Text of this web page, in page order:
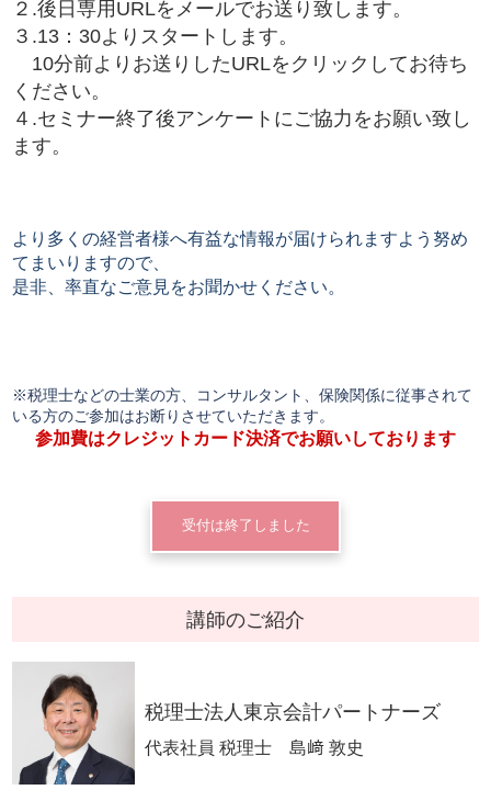
２.後日専用URLをメールでお送り致します。
３.13：30よりスタートします。
10分前よりお送りしたURLをクリックしてお待ち
ください。
４.セミナー終了後アンケートにご協力をお願い致し
ます。
より多くの経営者様へ有益な情報が届けられますよう努め
てまいりますので、
是非、率直なご意見をお聞かせください。
※税理士などの士業の方、コンサルタント、保険関係に従事されて
いる方のご参加はお断りさせていただきます。
参加費はクレジットカード決済でお願いしております
受付は終了しました
講師のご紹介
税理士法人東京会計パートナーズ
代表社員 税理士 島﨑 敦史